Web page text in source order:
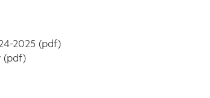
2025 (pdf)
(pdf)